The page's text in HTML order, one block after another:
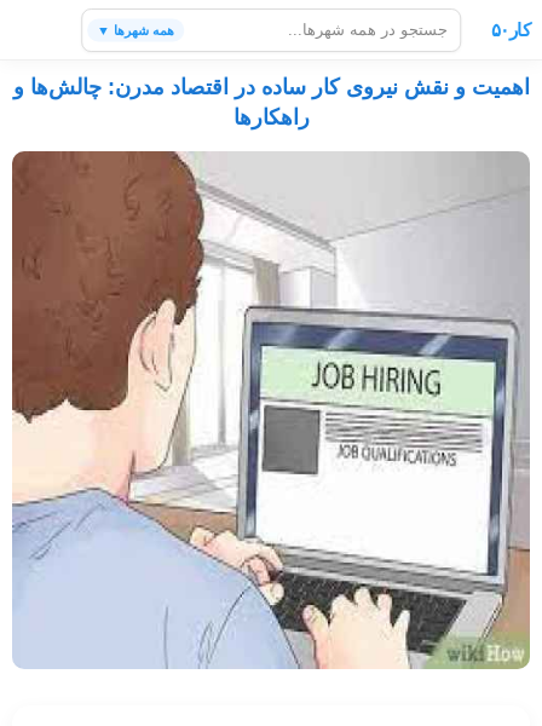
کار۵۰ همه شهرها ▼
اهمیت و نقش نیروی کار ساده در اقتصاد مدرن: چالش‌ها و
راهکارها